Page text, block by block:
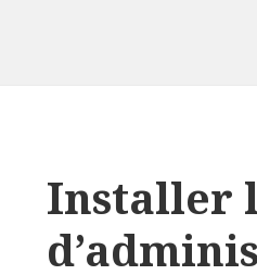
Installer